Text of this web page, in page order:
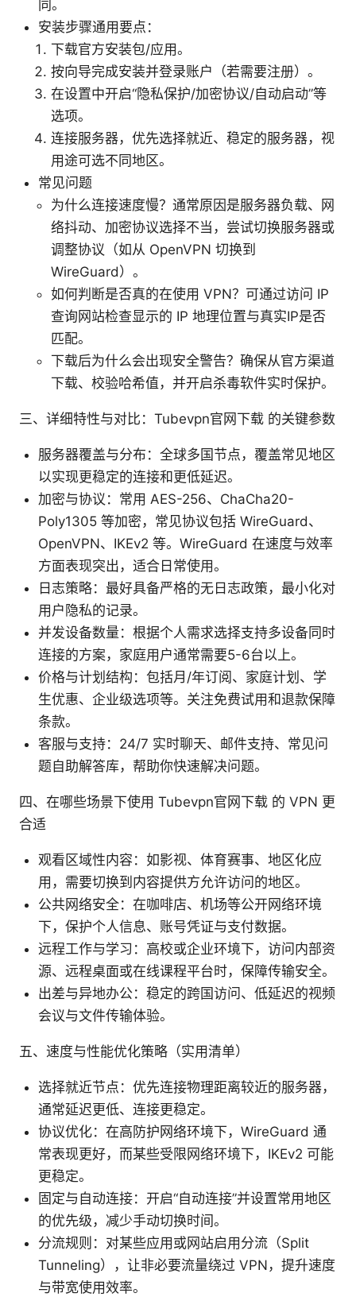
同。
安装步骤通用要点：
下载官方安装包/应用。
按向导完成安装并登录账户（若需要注册）。
在设置中开启“隐私保护/加密协议/自动启动”等
选项。
连接服务器，优先选择就近、稳定的服务器，视
用途可选不同地区。
常见问题
为什么连接速度慢？通常原因是服务器负载、网
络抖动、加密协议选择不当，尝试切换服务器或
调整协议（如从 OpenVPN 切换到
WireGuard）。
如何判断是否真的在使用 VPN？可通过访问 IP
查询网站检查显示的 IP 地理位置与真实IP是否
匹配。
下载后为什么会出现安全警告？确保从官方渠道
下载、校验哈希值，并开启杀毒软件实时保护。
三、详细特性与对比：Tubevpn官网下载 的关键参数
服务器覆盖与分布：全球多国节点，覆盖常见地区
以实现更稳定的连接和更低延迟。
加密与协议：常用 AES-256、ChaCha20-
Poly1305 等加密，常见协议包括 WireGuard、
OpenVPN、IKEv2 等。WireGuard 在速度与效率
方面表现突出，适合日常使用。
日志策略：最好具备严格的无日志政策，最小化对
用户隐私的记录。
并发设备数量：根据个人需求选择支持多设备同时
连接的方案，家庭用户通常需要5-6台以上。
价格与计划结构：包括月/年订阅、家庭计划、学
生优惠、企业级选项等。关注免费试用和退款保障
条款。
客服与支持：24/7 实时聊天、邮件支持、常见问
题自助解答库，帮助你快速解决问题。
四、在哪些场景下使用 Tubevpn官网下载 的 VPN 更
合适
观看区域性内容：如影视、体育赛事、地区化应
用，需要切换到内容提供方允许访问的地区。
公共网络安全：在咖啡店、机场等公开网络环境
下，保护个人信息、账号凭证与支付数据。
远程工作与学习：高校或企业环境下，访问内部资
源、远程桌面或在线课程平台时，保障传输安全。
出差与异地办公：稳定的跨国访问、低延迟的视频
会议与文件传输体验。
五、速度与性能优化策略（实用清单）
选择就近节点：优先连接物理距离较近的服务器，
通常延迟更低、连接更稳定。
协议优化：在高防护网络环境下，WireGuard 通
常表现更好，而某些受限网络环境下，IKEv2 可能
更稳定。
固定与自动连接：开启“自动连接”并设置常用地区
的优先级，减少手动切换时间。
分流规则：对某些应用或网站启用分流（Split
Tunneling），让非必要流量绕过 VPN，提升速度
与带宽使用效率。